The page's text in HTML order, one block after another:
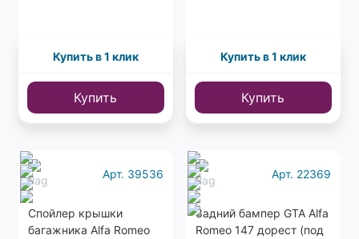
Купить в 1 клик
Купить
Купить в 1 клик
Купить
Арт. 39536
Спойлер крышки
багажника Alfa Romeo
Арт. 22369
Задний бампер GTA Alfa
Romeo 147 дорест (под